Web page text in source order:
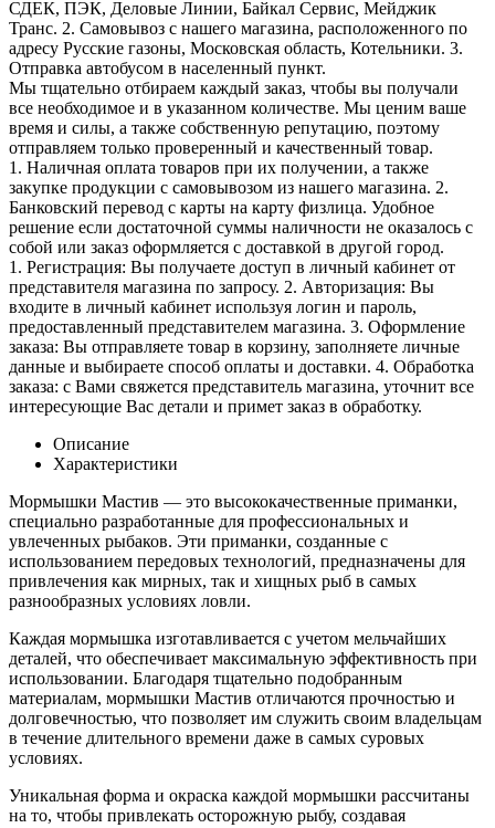
СДЕК, ПЭК, Деловые Линии, Байкал Сервис, Мейджик
Транс. 2. Самовывоз с нашего магазина, расположенного по
адресу Русские газоны, Московская область, Котельники. 3.
Отправка автобусом в населенный пункт.
Мы тщательно отбираем каждый заказ, чтобы вы получали
все необходимое и в указанном количестве. Мы ценим ваше
время и силы, а также собственную репутацию, поэтому
отправляем только проверенный и качественный товар.
1. Наличная оплата товаров при их получении, а также
закупке продукции с самовывозом из нашего магазина. 2.
Банковский перевод с карты на карту физлица. Удобное
решение если достаточной суммы наличности не оказалось с
собой или заказ оформляется с доставкой в другой город.
1. Регистрация: Вы получаете доступ в личный кабинет от
представителя магазина по запросу. 2. Авторизация: Вы
входите в личный кабинет используя логин и пароль,
предоставленный представителем магазина. 3. Оформление
заказа: Вы отправляете товар в корзину, заполняете личные
данные и выбираете способ оплаты и доставки. 4. Обработка
заказа: с Вами свяжется представитель магазина, уточнит все
интересующие Вас детали и примет заказ в обработку.
Описание
Характеристики
Мормышки Мастив — это высококачественные приманки,
специально разработанные для профессиональных и
увлеченных рыбаков. Эти приманки, созданные с
использованием передовых технологий, предназначены для
привлечения как мирных, так и хищных рыб в самых
разнообразных условиях ловли.
Каждая мормышка изготавливается с учетом мельчайших
деталей, что обеспечивает максимальную эффективность при
использовании. Благодаря тщательно подобранным
материалам, мормышки Мастив отличаются прочностью и
долговечностью, что позволяет им служить своим владельцам
в течение длительного времени даже в самых суровых
условиях.
Уникальная форма и окраска каждой мормышки рассчитаны
на то, чтобы привлекать осторожную рыбу, создавая